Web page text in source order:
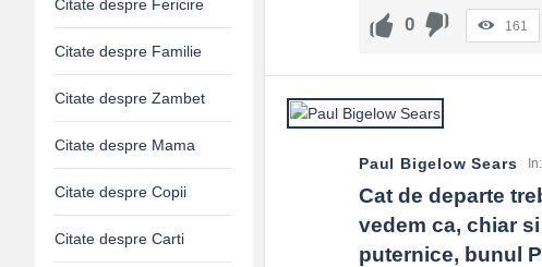
Nu. Un nu sincer și respectuos protejează de promisiuni neționate și
Cum leg binele de dreptate?
Prin reguli transparente, distribuție corectă a resurselor și evaluarea
De ce să fac bine discret?
Pentru a proteja demnitatea și pentru a evita transformarea binelui în
Da, fără limite. Ai grijă de resursele tale și cere sprijin; așa rămâi bun
0 161
Paul Bigelow Sears In:
Cat de departe
vedem ca, chiar
puternice, bunul
Citate despre Fericire
Citate despre Familie
Citate despre Zambet
Citate despre Mama
Citate despre Copii
Citate despre Carti